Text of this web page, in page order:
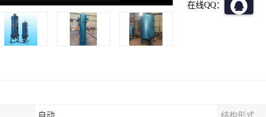
在线QQ：